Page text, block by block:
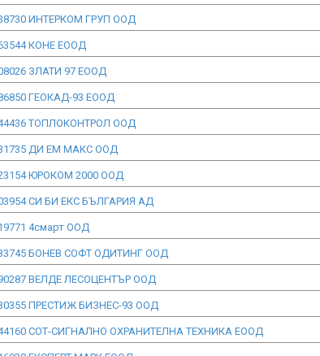
ИНТЕРКОМ ГРУП ООД
КОНЕ ЕООД
ЗЛАТИ 97 ЕООД
ГЕОКАД-93 ЕООД
ТОПЛОКОНТРОЛ ООД
ДИ ЕМ МАКС ООД
ЮРОКОМ 2000 ООД
СИ БИ ЕКС БЪЛГАРИЯ АД
4смарт ООД
БОНЕВ СОФТ ОДИТИНГ ООД
ВЕЛДЕ ЛЕСОЦЕНТЪР ООД
ПРЕСТИЖ БИЗНЕС-93 ООД
СОТ-СИГНАЛНО ОХРАНИТЕЛНА ТЕХНИКА ЕООД